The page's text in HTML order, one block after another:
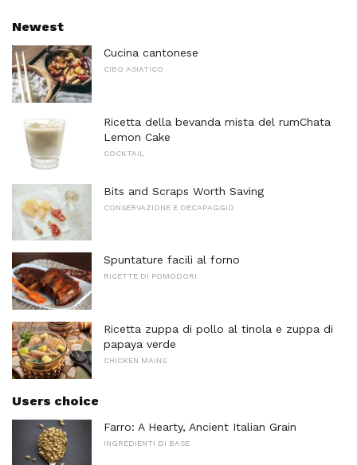
Newest
Cucina cantonese
CIBO ASIATICO
Ricetta della bevanda mista del rumChata
Lemon Cake
COCKTAIL
Bits and Scraps Worth Saving
CONSERVAZIONE E DECAPAGGIO
Spuntature facili al forno
RICETTE DI POMODORI
Ricetta zuppa di pollo al tinola e zuppa di
papaya verde
CHICKEN MAINS
Users choice
Farro: A Hearty, Ancient Italian Grain
INGREDIENTI DI BASE